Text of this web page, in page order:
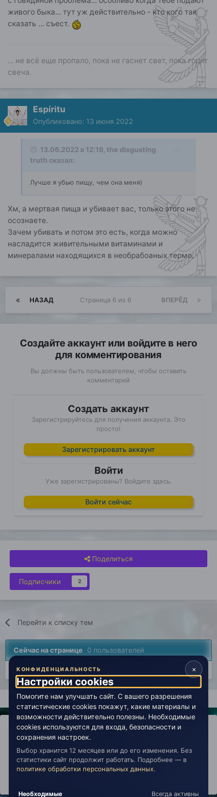
живого быка... тут уж действительно - кто кого так
сказать ... съест.
... не всё еще пропало, пока не гаснет свет, пока горит
свеча.
Espíritu
Опубликовано: 13 июня 2022
13.06.2022 в 12:19, the disgusting
truth сказал:
Лучше я убью пищу, чем она меня)
Хм, а мертвая пища и убивает вас, только этого не
осознаете.
Зачем убивать и потом это есть, когда можно
насладится живительными витаминами и
минералами находящихся в необрабоаных термо.
НАЗАД ВПЕРЁД
Страница 6 из 6
Создайте аккаунт или войдите в него
для комментирования
Вы должны быть пользователем, чтобы оставить
комментарий
Создать аккаунт
Зарегистрируйтесь для получения аккаунта. Это
просто!
Зарегистрировать аккаунт
Войти
Уже зарегистрированы? Войдите здесь.
Войти сейчас
Поделиться
Подписчики 2
Перейти к списку тем
Сейчас на странице 0 пользователей
Нет пользователей, просматривающих эту страницу.
Главная Вселенная Живой Эзотерики Магия Сила
IPS ThemebyIPSFocus
Политика конфиденциальности
Обратная связь
Настройки cookies
copyright © 2026 Живая Эзотерика
×
КОНФИДЕНЦИАЛЬНОСТЬ
Настройки cookies
Помогите нам улучшать сайт. С вашего разрешения
статистические cookies покажут, какие материалы и
возможности действительно полезны. Необходимые
cookies используются для входа, безопасности и
сохранения настроек.
Выбор хранится 12 месяцев или до его изменения. Без
статистики сайт продолжит работать. Подробнее — в
политике обработки персональных данных.
Необходимые Всегда активны